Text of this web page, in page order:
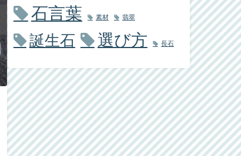
石言葉 素材 翡翠
誕生石 選び方 長石